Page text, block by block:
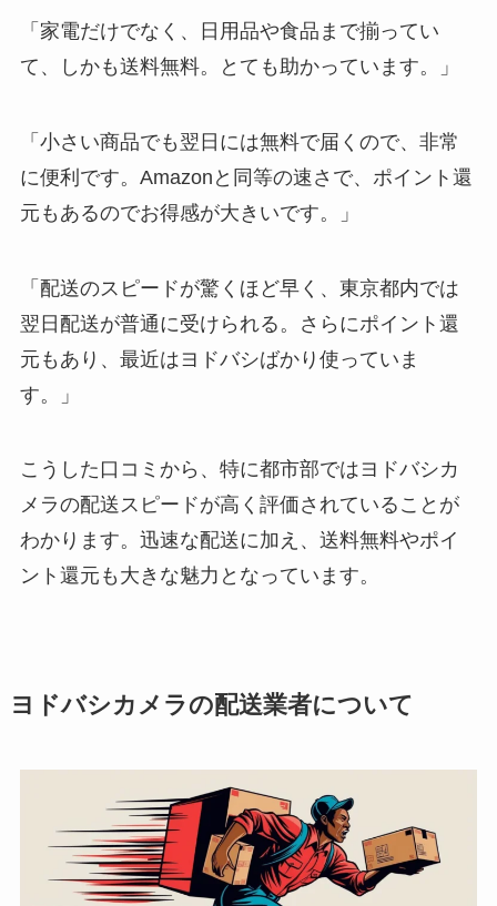
「家電だけでなく、日用品や食品まで揃ってい
て、しかも送料無料。とても助かっています。」
「小さい商品でも翌日には無料で届くので、非常
に便利です。Amazonと同等の速さで、ポイント還
元もあるのでお得感が大きいです。」
「配送のスピードが驚くほど早く、東京都内では
翌日配送が普通に受けられる。さらにポイント還
元もあり、最近はヨドバシばかり使っていま
す。」
こうした口コミから、特に都市部ではヨドバシカ
メラの配送スピードが高く評価されていることが
わかります。迅速な配送に加え、送料無料やポイ
ント還元も大きな魅力となっています。
ヨドバシカメラの配送業者について